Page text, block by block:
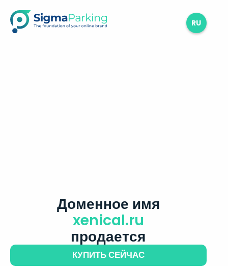
RU
Доменное имя
xenical.ru
продается
КУПИТЬ СЕЙЧАС